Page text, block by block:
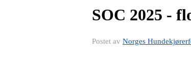
SOC 2025 -
Postet av Norges